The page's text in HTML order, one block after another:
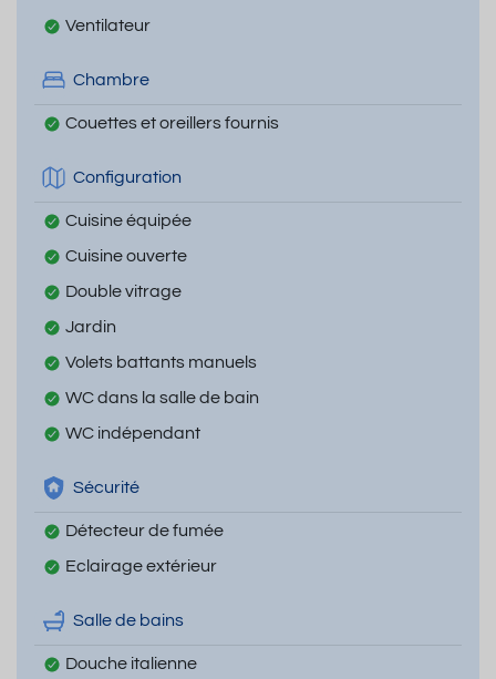
Ventilateur
Chambre
Couettes et oreillers fournis
Configuration
Cuisine équipée
Cuisine ouverte
Double vitrage
Jardin
Volets battants manuels
WC dans la salle de bain
WC indépendant
Sécurité
Détecteur de fumée
Eclairage extérieur
Salle de bains
Douche italienne